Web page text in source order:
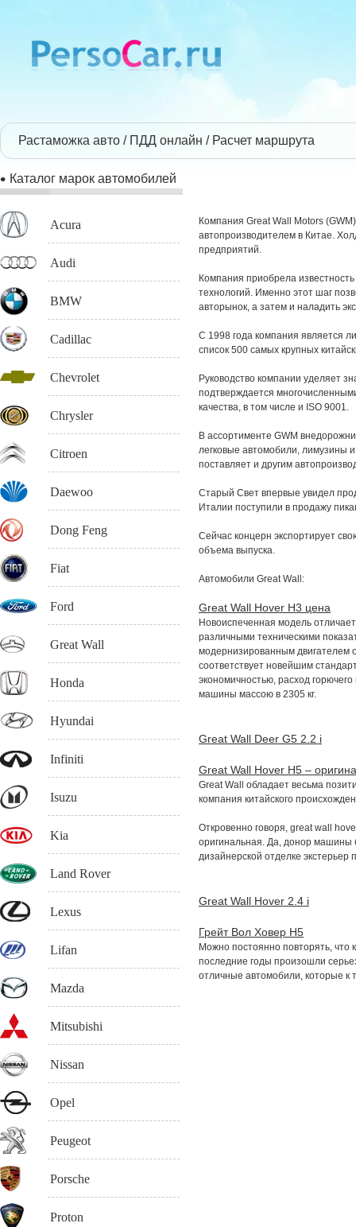
Растаможка авто ПДД онлайн Расчет маршрута
Компания Great Wall Motors
автопроизводителем в Китае.
предприятий.
Компания приобрела
технологий. Именно этот шаг
авторынок, а затем и наладить
С 1998 года компания является
список 500 самых крупных
Руководство компании уделяет
подтверждается
качества, в том числе и ISO 9001.
В ассортименте GWM
легковые автомобили, лимузины
поставляет и другим
Старый Свет впервые увидел
Италии поступили в продажу
Сейчас концерн экспортирует
объема выпуска.
Автомобили Great Wall:
Great Wall Hover H3 цена
Новоиспеченная модель
различными техническими
модернизированным двигателем
соответствует новейшим
экономичностью, расход
машины массою в 2305 кг.
Great Wall Deer G5 2.2 i
Great Wall Hover H5 –
Great Wall обладает весьма
компания китайского
Откровенно говоря, great wall
оригинальная. Да, донор машины
дизайнерской отделке экстерьер
Great Wall Hover 2.4 i
Грейт Вол Ховер H5
Можно постоянно повторять, что
последние годы произошли
отличные автомобили, которые
Каталог марок автомобилей
Acura
Audi
BMW
Cadillac
Chevrolet
Chrysler
Citroen
Daewoo
Dong Feng
Fiat
Ford
Great Wall
Honda
Hyundai
Infiniti
Isuzu
Kia
Land Rover
Lexus
Lifan
Mazda
Mitsubishi
Nissan
Opel
Peugeot
Porsche
Proton